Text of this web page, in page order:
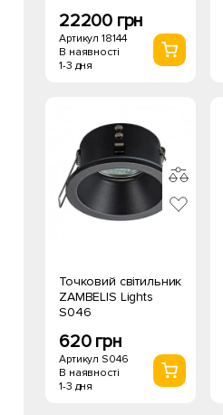
22200 грн
Артикул 18144
В наявності
1-3 дня
Точковий світильник
ZAMBELIS Lights
S046
620 грн
Артикул S046
В наявності
1-3 дня